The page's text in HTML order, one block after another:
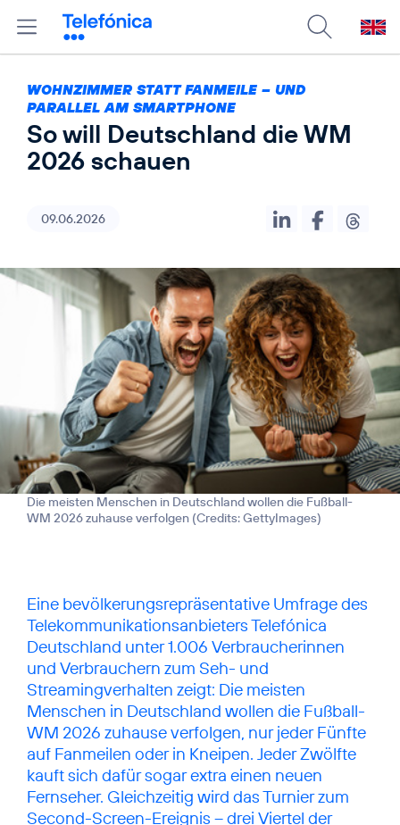
WOHNZIMMER STATT FANMEILE – UND
PARALLEL AM SMARTPHONE
So will Deutschland die WM
2026 schauen
09.06.2026
Die meisten Menschen in Deutschland wollen die Fußball-
WM 2026 zuhause verfolgen (Credits: GettyImages)
Eine bevölkerungsrepräsentative Umfrage des
Telekommunikationsanbieters Telefónica
Deutschland unter 1.006 Verbraucherinnen
und Verbrauchern zum Seh- und
Streamingverhalten zeigt: Die meisten
Menschen in Deutschland wollen die Fußball-
WM 2026 zuhause verfolgen, nur jeder Fünfte
auf Fanmeilen oder in Kneipen. Jeder Zwölfte
kauft sich dafür sogar extra einen neuen
Fernseher. Gleichzeitig wird das Turnier zum
Second-Screen-Ereignis – drei Viertel der